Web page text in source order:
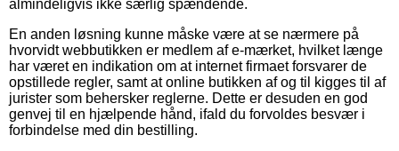
almindeligvis ikke særlig spændende.
En anden løsning kunne måske være at se nærmere på
hvorvidt webbutikken er medlem af e-mærket, hvilket længe
har været en indikation om at internet firmaet forsvarer de
opstillede regler, samt at online butikken af og til kigges til af
jurister som behersker reglerne. Dette er desuden en god
genvej til en hjælpende hånd, ifald du forvoldes besvær i
forbindelse med din bestilling.